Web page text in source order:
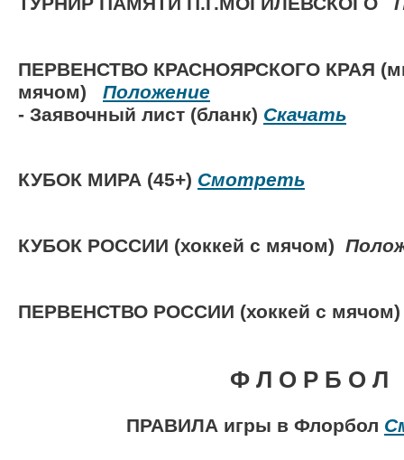
ПЕРВЕНСТВО КРАСНОЯРСКОГО КРАЯ
мячом)
Положение
- Заявочный лист (бланк) Скачать
КУБОК МИРА (45+) Смотреть
КУБОК РОССИИ (хоккей с мячом)
ПЕРВЕНСТВО РОССИИ (хоккей с мячом)
Ф Л О Р Б О Л
ПРАВИЛА игры в Флорбол